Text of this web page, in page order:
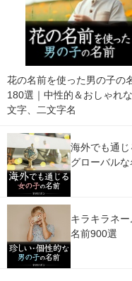
花の名前を使った男の子の
180選｜中性的＆おしゃれ
文字、二文字名
海外でも通
グローバルな
キラキラネ
名前900選